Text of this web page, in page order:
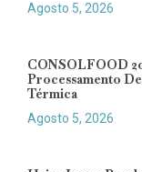
Agosto 5, 2026
CONSOLFOOD
Processamento
Térmica
Agosto 5, 2026